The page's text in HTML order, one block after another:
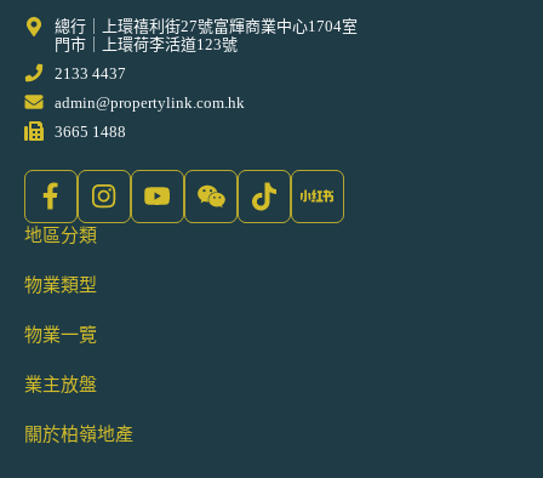
總行｜上環禧利街27號富輝商業中心1704室
門市｜上環荷李活道123號
2133 4437
admin@propertylink.com.hk
3665 1488
地區分類
物業類型
物業一覽
業主放盤
關於柏嶺地產